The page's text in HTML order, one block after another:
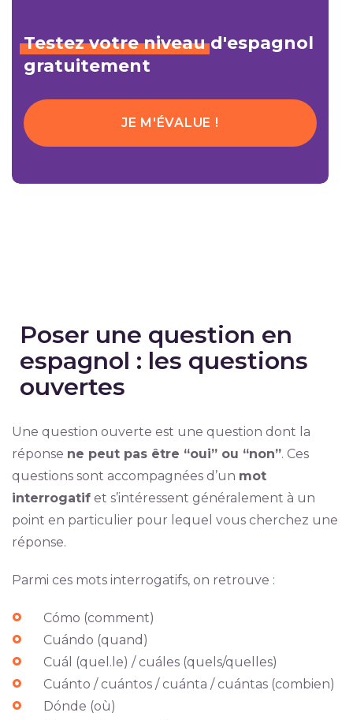
Testez votre niveaud'espagnol
gratuitement
JE M'ÉVALUE !
Poser une question en
espagnol : les questions
ouvertes
Une question ouverte est une question dont la
réponse ne peut pas être “oui” ou “non”. Ces
questions sont accompagnées d’un mot
interrogatifet s’intéressent généralement à un
point en particulier pour lequel vous cherchez une
réponse.
Parmi ces mots interrogatifs, on retrouve :
Cómo (comment)
Cuándo (quand)
Cuál (quel.le) / cuáles (quels/quelles)
Cuánto / cuántos / cuánta / cuántas (combien)
Dónde (où)